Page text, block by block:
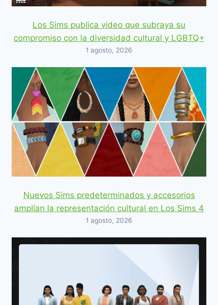
Los Sims publica video que subraya su
compromiso con la diversidad cultural y LGBTQ+
1 agosto, 2026
Nuevos Sims predeterminados y accesorios
amplían la representación cultural en Los Sims 4
1 agosto, 2026